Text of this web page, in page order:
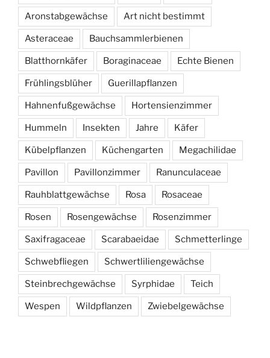
Aronstabgewächse Art nicht bestimmt
Asteraceae Bauchsammlerbienen
Blatthornkäfer Boraginaceae Echte Bienen
Frühlingsblüher Guerillapflanzen
Hahnenfußgewächse Hortensienzimmer
Hummeln Insekten Jahre Käfer
Kübelpflanzen Küchengarten Megachilidae
Pavillon Pavillonzimmer Ranunculaceae
Rauhblattgewächse Rosa Rosaceae
Rosen Rosengewächse Rosenzimmer
Saxifragaceae Scarabaeidae Schmetterlinge
Schwebfliegen Schwertliliengewächse
Steinbrechgewächse Syrphidae Teich
Wespen Wildpflanzen Zwiebelgewächse